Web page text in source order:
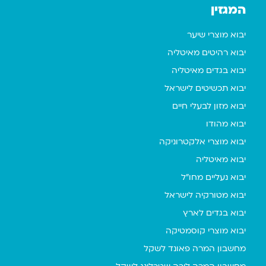
המגזין
יבוא מוצרי שיער
יבוא רהיטים מאיטליה
יבוא בגדים מאיטליה
יבוא תכשיטים לישראל
יבוא מזון לבעלי חיים
יבוא מהודו
יבוא מוצרי אלקטרוניקה
יבוא מאיטליה
יבוא נעליים מחו"ל
יבוא מטורקיה לישראל
יבוא בגדים לארץ
יבוא מוצרי קוסמטיקה
מחשבון המרה פאונד לשקל